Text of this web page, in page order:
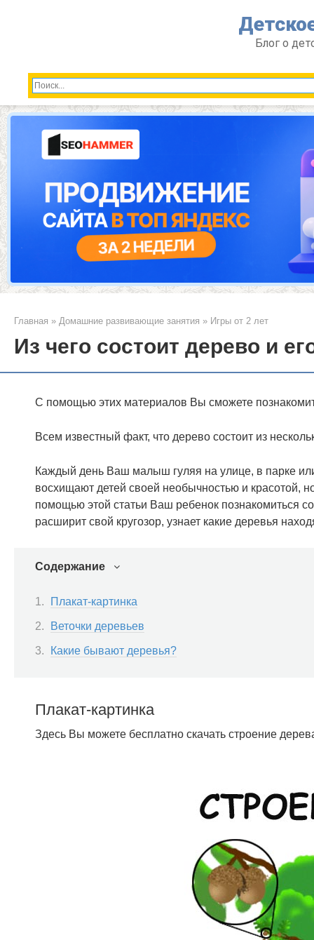
Блог о
Главная » Домашние развивающие занятия » Игры от 2 лет
Из чего состоит дерево и
С помощью этих материалов Вы сможете
Всем известный факт, что дерево состоит из
Каждый день Ваш малыш гуляя на улице, в парке
восхищают детей своей необычностью и красотой,
помощью этой статьи Ваш ребенок познакомиться
расширит свой кругозор, узнает какие деревья
Содержание
Плакат-картинка
Веточки деревьев
Какие бывают деревья?
Плакат-картинка
Здесь Вы можете бесплатно скачать строение